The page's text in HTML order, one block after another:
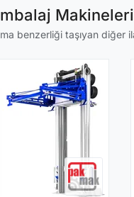
Makineleri
benzerliği taşıyan diğer